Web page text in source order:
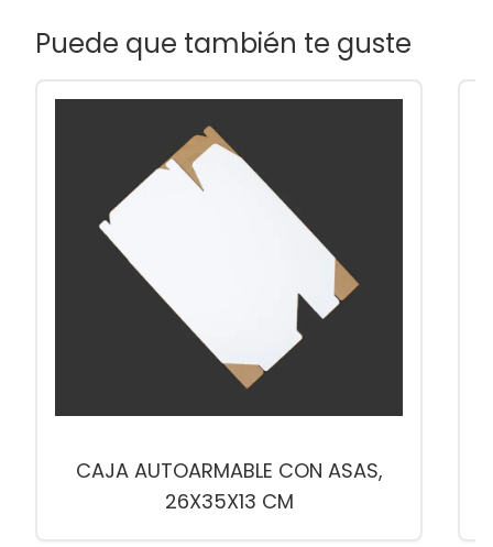
Puede que también te guste
CAJA AUTOARMABLE CON ASAS,
26X35X13 CM